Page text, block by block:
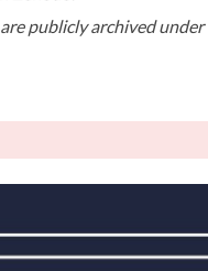
Yapay Zeka ve
publicly archived under